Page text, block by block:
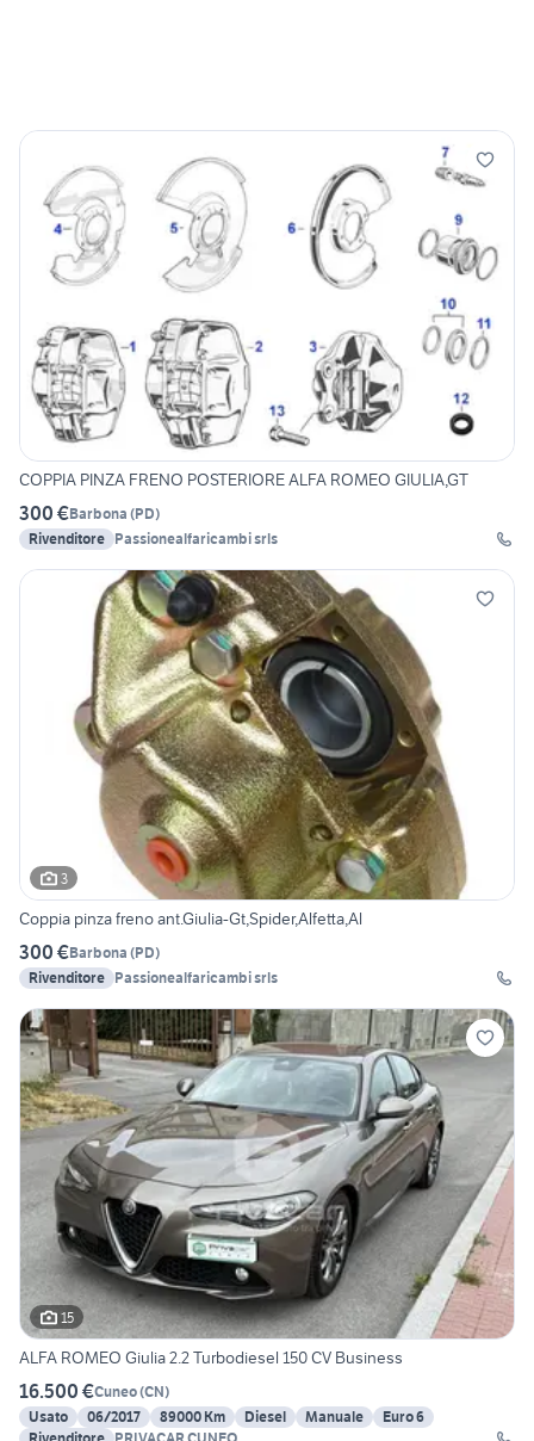
COPPIA PINZA FRENO POSTERIORE ALFA ROMEO GIULIA,GT
300 €Barbona (PD)
Rivenditore Passionealfaricambi srls
3
Coppia pinza freno ant.Giulia-Gt,Spider,Alfetta,Al
300 €Barbona (PD)
Rivenditore Passionealfaricambi srls
15
ALFA ROMEO Giulia 2.2 Turbodiesel 150 CV Business
16.500 €Cuneo(CN)
Usato
06/2017 89000 Km Diesel Manuale
Euro 6